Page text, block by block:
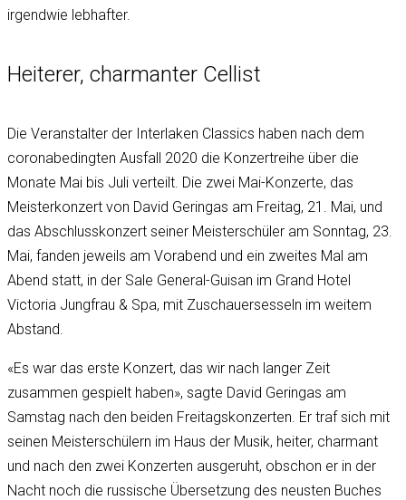
irgendwie lebhafter.
Heiterer, charmanter Cellist
Die Veranstalter der Interlaken Classics haben nach dem
coronabedingten Ausfall 2020 die Konzertreihe über die
Monate Mai bis Juli verteilt. Die zwei Mai-Konzerte, das
Meisterkonzert von David Geringas am Freitag, 21. Mai, und
das Abschlusskonzert seiner Meisterschüler am Sonntag, 23.
Mai, fanden jeweils am Vorabend und ein zweites Mal am
Abend statt, in der Sale General-Guisan im Grand Hotel
Victoria Jungfrau & Spa, mit Zuschauersesseln im weitem
Abstand.
«Es war das erste Konzert, das wir nach langer Zeit
zusammen gespielt haben», sagte David Geringas am
Samstag nach den beiden Freitagskonzerten. Er traf sich mit
seinen Meisterschülern im Haus der Musik, heiter, charmant
und nach den zwei Konzerten ausgeruht, obschon er in der
Nacht noch die russische Übersetzung des neusten Buches